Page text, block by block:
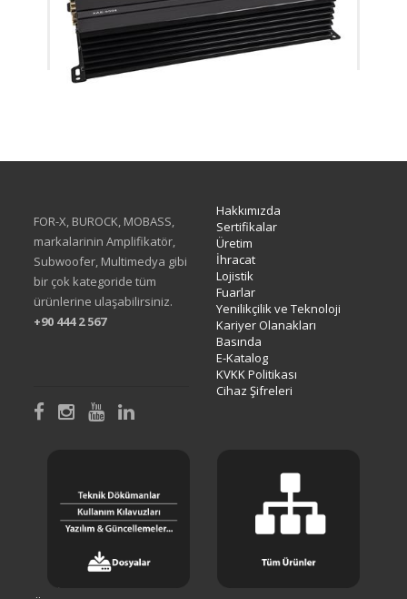
FOR-X, BUROCK, MOBASS,
markalarinin Amplifikatör,
Subwoofer, Multimedya gibi
bir çok kategoride tüm
ürünlerine ulaşabilirsiniz.
+90 444 2 567
Hakkımızda
Sertifikalar
Üretim
İhracat
Lojistik
Fuarlar
Yenilikçilik ve Teknoloji
Kariyer Olanakları
Basında
E-Katalog
KVKK Politikası
Cihaz Şifreleri